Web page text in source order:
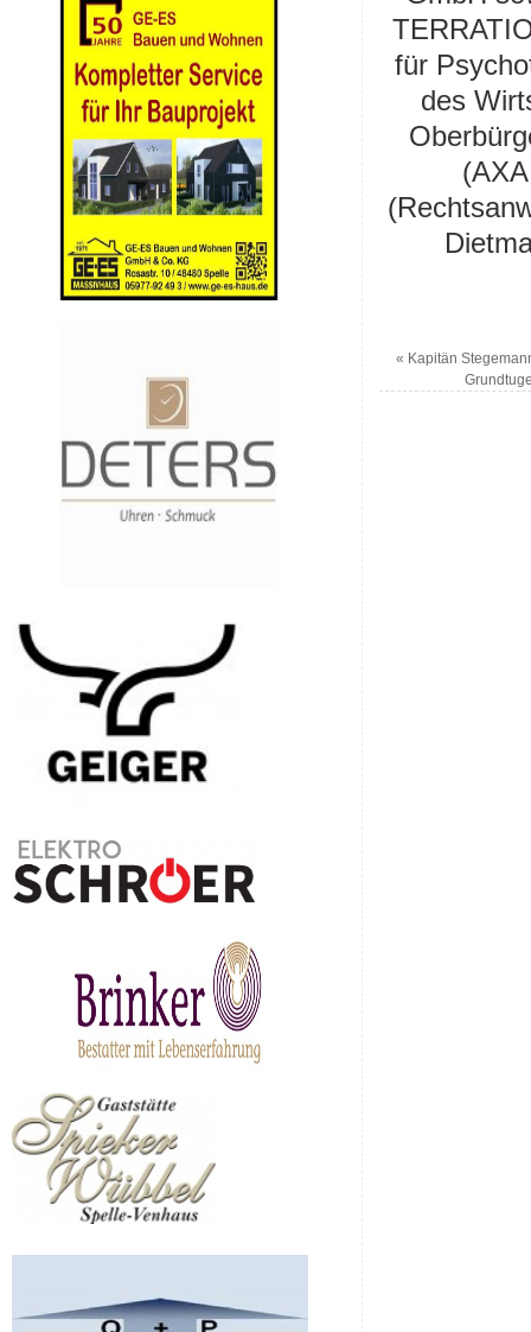
für
des
« Kapitän